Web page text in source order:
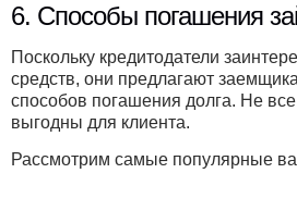
6. Способы погашения
Поскольку кредитодатели
средств, они предлагают
способов погашения долга. Не
выгодны для клиента.
Рассмотрим самые популярные